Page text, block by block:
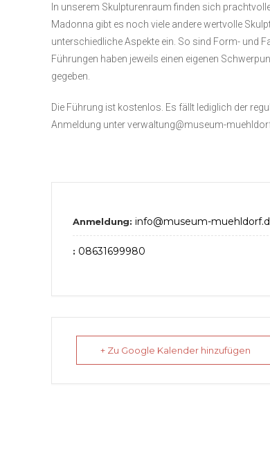
In unserem Skulpturenraum finden sich
Madonna gibt es noch viele andere wertvolle
unterschiedliche Aspekte ein. So sind Form- und
Führungen haben jeweils einen eigenen
gegeben.
Die Führung ist kostenlos. Es fällt lediglich der
Anmeldung unter verwaltung@museum-
Anmeldung: info@museum-
: 08631699980
+ Zu Google Kalender hinzufügen